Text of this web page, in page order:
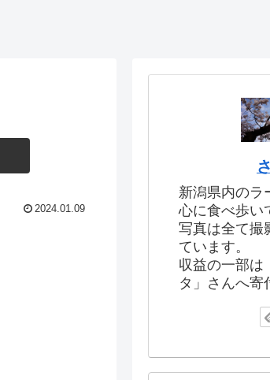
2024.01.09
新潟県内のラ
心に食べ歩い
写真は全て撮
ています。
収益の一部は
タ」さんへ寄